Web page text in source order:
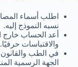
اطلب أسماء
نسبه النموذج إليه.
أعد الحساب خارج
والاقتباسات حرفيًا.
في الطب
الجهة الرسمية